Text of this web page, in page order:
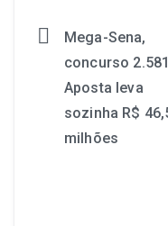
Mega-Sena,
concurso
Aposta leva
sozinha R$
milhões